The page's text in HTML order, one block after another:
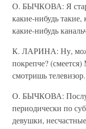
О. БЫЧКОВА: Я
какие-нибудь
какие-нибудь
К. ЛАРИНА: Ну,
покрепче?
смотришь телевизор.
О. БЫЧКОВА:
периодически по
девушки,